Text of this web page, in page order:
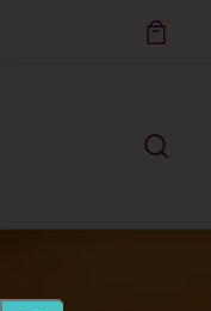
Skip to content